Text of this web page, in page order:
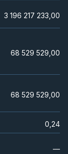
3 196 217 233,00
68 529 529,00
68 529 529,00
0,24
—